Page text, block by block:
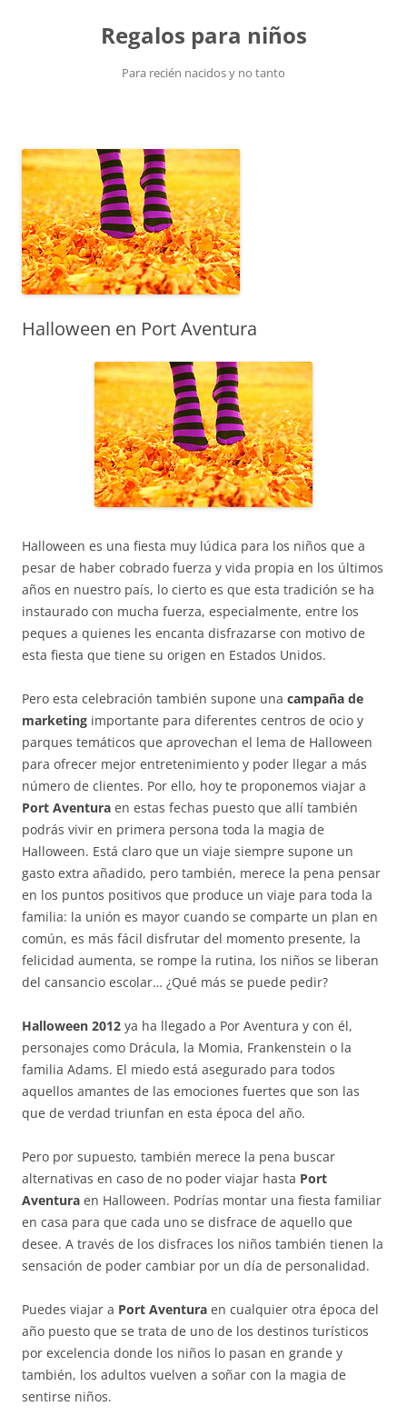
Regalos para niños
Para recién nacidos y no tanto
Halloween en Port Aventura
Halloween es una fiesta muy lúdica para los niños que a
pesar de haber cobrado fuerza y vida propia en los últimos
años en nuestro país, lo cierto es que esta tradición se ha
instaurado con mucha fuerza, especialmente, entre los
peques a quienes les encanta disfrazarse con motivo de
esta fiesta que tiene su origen en Estados Unidos.
Pero esta celebración también supone una campaña de
marketing importante para diferentes centros de ocio y
parques temáticos que aprovechan el lema de Halloween
para ofrecer mejor entretenimiento y poder llegar a más
número de clientes. Por ello, hoy te proponemos viajar a
Port Aventura en estas fechas puesto que allí también
podrás vivir en primera persona toda la magia de
Halloween. Está claro que un viaje siempre supone un
gasto extra añadido, pero también, merece la pena pensar
en los puntos positivos que produce un viaje para toda la
familia: la unión es mayor cuando se comparte un plan en
común, es más fácil disfrutar del momento presente, la
felicidad aumenta, se rompe la rutina, los niños se liberan
del cansancio escolar… ¿Qué más se puede pedir?
Halloween 2012 ya ha llegado a Por Aventura y con él,
personajes como Drácula, la Momia, Frankenstein o la
familia Adams. El miedo está asegurado para todos
aquellos amantes de las emociones fuertes que son las
que de verdad triunfan en esta época del año.
Pero por supuesto, también merece la pena buscar
alternativas en caso de no poder viajar hasta Port
Aventura en Halloween. Podrías montar una fiesta familiar
en casa para que cada uno se disfrace de aquello que
desee. A través de los disfraces los niños también tienen la
sensación de poder cambiar por un día de personalidad.
Puedes viajar a Port Aventura en cualquier otra época del
año puesto que se trata de uno de los destinos turísticos
por excelencia donde los niños lo pasan en grande y
también, los adultos vuelven a soñar con la magia de
sentirse niños.